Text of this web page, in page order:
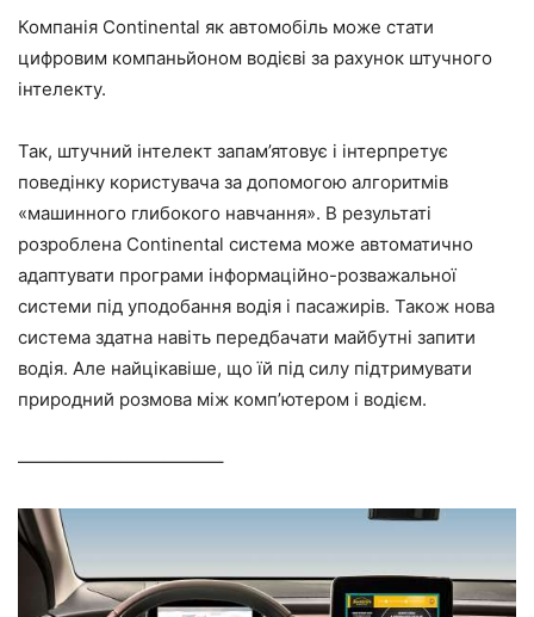
Компанія Continental як автомобіль може стати
цифровим компаньйоном водієві за рахунок штучного
інтелекту.
Так, штучний інтелект запам’ятовує і інтерпретує
поведінку користувача за допомогою алгоритмів
«машинного глибокого навчання». В результаті
розроблена Continental система може автоматично
адаптувати програми інформаційно-розважальної
системи під уподобання водія і пасажирів. Також нова
система здатна навіть передбачати майбутні запити
водія. Але найцікавіше, що їй під силу підтримувати
природний розмова між комп’ютером і водієм.
———————————–